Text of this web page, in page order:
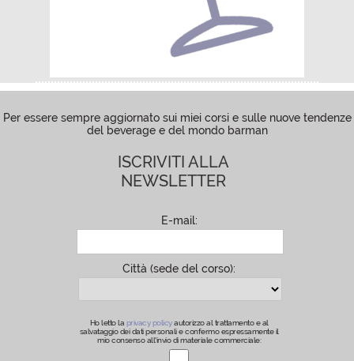
Per essere sempre aggiornato sui miei corsi e sulle nuove tendenze
del beverage e del mondo barman
ISCRIVITI ALLA
NEWSLETTER
E-mail:
Città (sede del corso):
Ho letto la privacy policyautorizzo al trattamento e al
salvataggio dei dati personali e confermo espressamente il
mio consenso all’invio di materiale commerciale: